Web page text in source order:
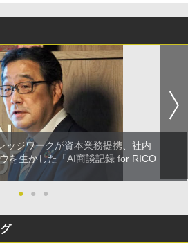
ッジワークが資本業務提携、社内
を生かした「AI商談記録 for RICO
●
● ●